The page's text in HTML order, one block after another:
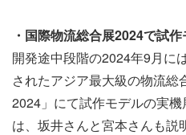
・国際物流総合展2024で試
開発途中段階の2024年9月に
されたアジア最大級の物流総
2024」にて試作モデルの実
は、坂井さんと宮本さんも説